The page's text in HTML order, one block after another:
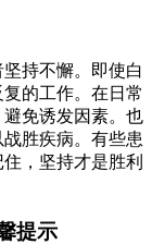
持不懈。即使白
的工作。在日常
免诱发因素。也
胜疾病。有些患
，坚持才是胜利
提示